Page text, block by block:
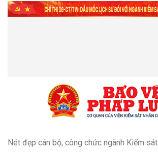
Nét đẹp cán bộ, công chức ngành Kiểm sát